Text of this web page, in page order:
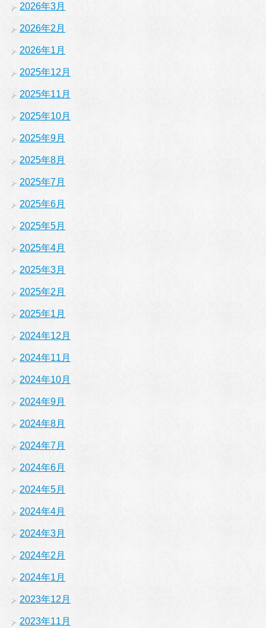
2026年3月
2026年2月
2026年1月
2025年12月
2025年11月
2025年10月
2025年9月
2025年8月
2025年7月
2025年6月
2025年5月
2025年4月
2025年3月
2025年2月
2025年1月
2024年12月
2024年11月
2024年10月
2024年9月
2024年8月
2024年7月
2024年6月
2024年5月
2024年4月
2024年3月
2024年2月
2024年1月
2023年12月
2023年11月